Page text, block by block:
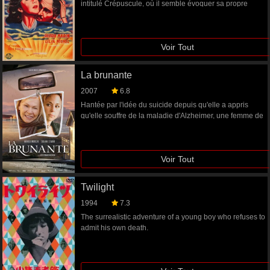
intitulé Crépuscule, où il semble évoquer sa propre
question sa brillante carrière de chirurgien. Amoureux
fou de Lucía qui l’avait quitté, il découvre à son retour
d’Europe, après de brèves retrouvailles fortuites dans un
Les deux anciens amants ne tardent pas à renouer une
liaison, malgré la résistance d’Alejandro, troublé par ses
sentiments naissants pour la sœur cadette de Lucía,
Cristina.
Voir Tout
La brunante
2007
6.8
Hantée par l'idée du suicide depuis qu'elle a appris
qu'elle souffre de la maladie d'Alzheimer, une femme de
hasard.
Voir Tout
Twilight
1994
7.3
The surrealistic adventure of a young boy who refuses to
admit his own death.